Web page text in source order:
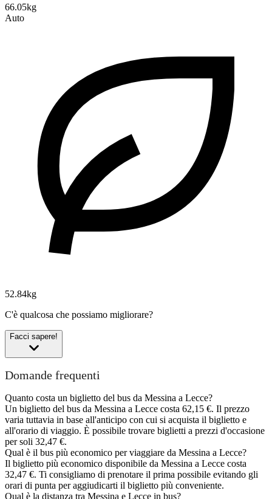
66.05kg
Auto
52.84kg
C'è qualcosa che possiamo migliorare?
Facci sapere!
Domande frequenti
Quanto costa un biglietto del bus da Messina a Lecce?
Un biglietto del bus da Messina a Lecce costa 62,15 €. Il prezzo
varia tuttavia in base all'anticipo con cui si acquista il biglietto e
all'orario di viaggio. È possibile trovare biglietti a prezzi d'occasione
per soli 32,47 €.
Qual è il bus più economico per viaggiare da Messina a Lecce?
Il biglietto più economico disponibile da Messina a Lecce costa
32,47 €. Ti consigliamo di prenotare il prima possibile evitando gli
orari di punta per aggiudicarti il biglietto più conveniente.
Qual è la distanza tra Messina e Lecce in bus?